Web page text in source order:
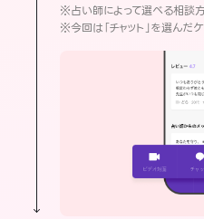
※占い師によって選べる相談
※今回は「チャット」を選んだ